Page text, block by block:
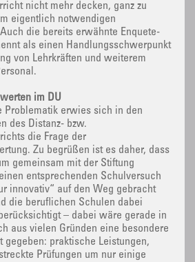
nicht mehr decken, ganz zu
eigentlich notwendigen
die bereits erwähnte Enquete-
als einen Handlungsschwerpunkt
von Lehrkräften und weiterem
im DU
Problematik erwies sich in den
des Distanz- bzw.
die Frage der
Zu begrüßen ist es daher, dass
gemeinsam mit der Stiftung
entsprechenden Schulversuch
innovativ“ auf den Weg gebracht
die beruflichen Schulen dabei
– dabei wäre gerade in
aus vielen Gründen eine besondere
gegeben: praktische Leistungen,
Prüfungen um nur einige